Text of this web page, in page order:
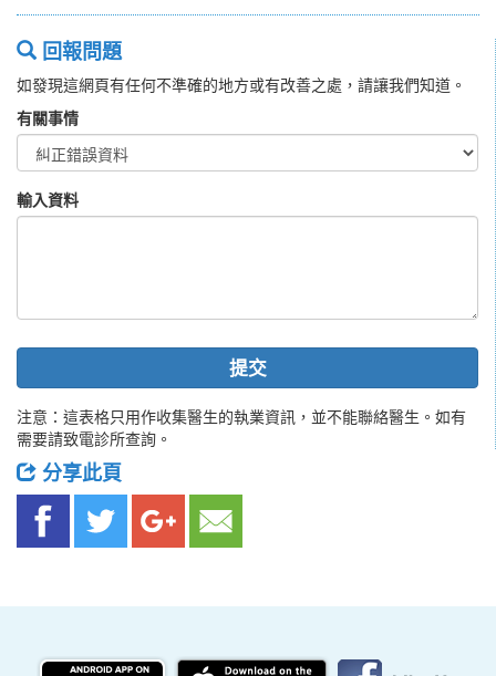
回報問題
如發現這網頁有任何不準確的地方或有改善之處，請讓我們知道。
有關事情
輸入資料
提交
注意：這表格只用作收集醫生的執業資訊，並不能聯絡醫生。如有
需要請致電診所查詢。
分享此頁